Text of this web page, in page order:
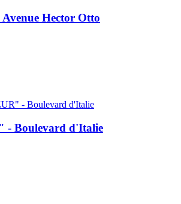
Hector Otto
- Boulevard d'Italie